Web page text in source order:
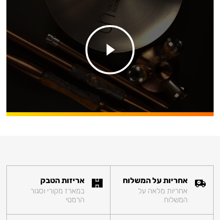
אחריות על המשלוח
אחריות מלאה על
המשלוח
אריזות הטבק
במארז מקורי וסגור
הרמטי